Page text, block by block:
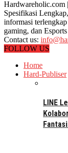
Hardwareholic.com
Spesifikasi
informasi
gaming, dan
Contact us:
FOLLOW US
Home
Hard-Publiser
LINE